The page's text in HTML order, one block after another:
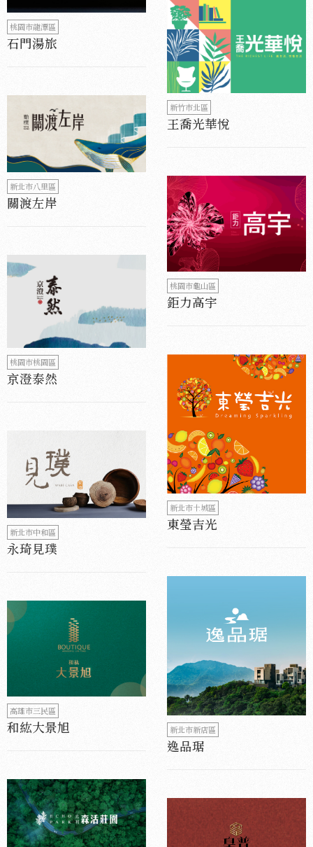
桃園市龍潭區
石門湯旅
新北市八里區
關渡左岸
桃園市桃園區
京澄泰然
新北市中和區
永琦見璞
高雄市三民區
和紘大景旭
新竹市北區
王喬光華悅
桃園市龜山區
鉅力高宇
新北市土城區
東瑩吉光
新北市新店區
逸品琚